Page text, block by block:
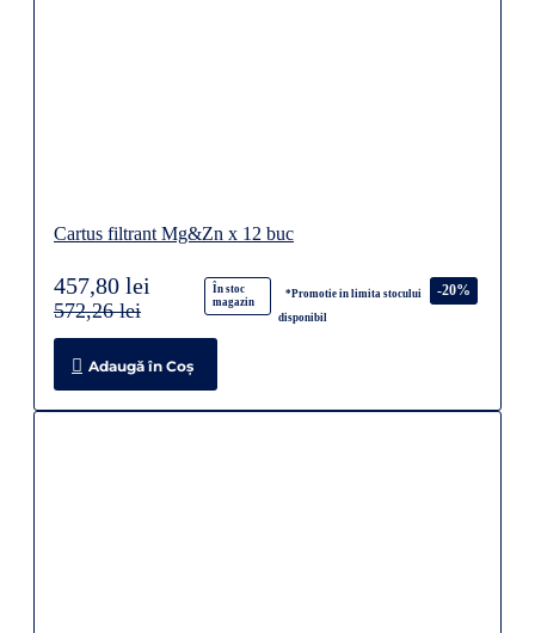
Cartus filtrant Mg&Zn x 12 buc
În stoc
magazin
*Promotie in limita stocului
disponibil
-20%
457,80 lei
572,26 lei
Adaugă în Coş